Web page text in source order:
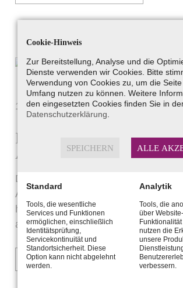
16.09.2023
Maßgefertigt für Ihre
Atelier-Im-Ohr-
Die maßgefertigten Im-Ohr-
Ateliers werden mit besonderer
handgefertigt und erfüllen höchste
an Qualität und Komfort.
WEITERLESEN …
Cookie-Hinweis
Zur Bereitstellung, Analyse und die
Dienste verwenden wir Cookies. Bitte
Verwendung von Cookies zu, um die
Umfang nutzen zu können. Weitere
den eingesetzten Cookies finden Sie in
Datenschutzerklärung
SPEICHERN ALLE
Standard
Tools, die wesentliche
Services und Funktionen
ermöglichen, einschließlich
Identitätsprüfung,
Servicekontinuität und
Standortsicherheit. Diese
Option kann nicht abgelehnt
werden.
Analytik
Tools, die
über
nutzen die
unsere
verbessern.